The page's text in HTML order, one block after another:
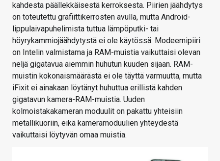
kahdesta päällekkäisestä kerroksesta. Piirien jäähdytys
on toteutettu grafiittikerrosten avulla, mutta Android-
lippulaivapuhelimista tuttua lämpöputki- tai
höyrykammiojäähdytystä ei ole käytössä. Modeemipiiri
on Intelin valmistama ja RAM-muistia vaikuttaisi olevan
neljä gigatavua aiemmin huhutun kuuden sijaan. RAM-
muistin kokonaismäärästä ei ole täyttä varmuutta, mutta
iFixit ei ainakaan löytänyt huhuttua erillistä kahden
gigatavun kamera-RAM-muistia. Uuden
kolmoistakakameran moduulit on pakattu yhteisiin
metallikuoriin, eikä kameramoduulien yhteydestä
vaikuttaisi löytyvän omaa muistia.